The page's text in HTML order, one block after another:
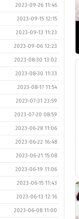
2023-09-26 11:46
2023-09-15 12:15
2023-09-13 11:23
2023-09-06 12:23
2023-08-30 13:02
2023-08-30 11:33
2023-08-17 11:54
2023-07-31 23:59
2023-07-20 08:59
2023-06-28 11:06
2023-06-22 16:48
2023-06-21 15:08
2023-06-19 11:06
2023-06-15 11:43
2023-06-13 12:16
2023-06-08 11:00